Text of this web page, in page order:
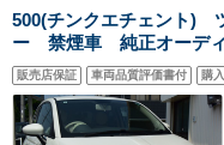
500(チンクエチェント)
ー 禁煙車 純正オーデ
ロアマット レッド&ホ
ン
販売店保証 車両品質評価書付 購